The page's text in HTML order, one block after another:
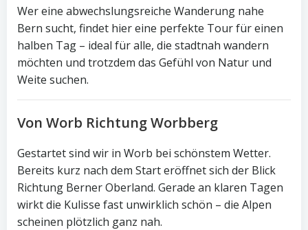
Wer eine abwechslungsreiche Wanderung nahe
Bern sucht, findet hier eine perfekte Tour für einen
halben Tag – ideal für alle, die stadtnah wandern
möchten und trotzdem das Gefühl von Natur und
Weite suchen.
Von Worb Richtung Worbberg
Gestartet sind wir in Worb bei schönstem Wetter.
Bereits kurz nach dem Start eröffnet sich der Blick
Richtung Berner Oberland. Gerade an klaren Tagen
wirkt die Kulisse fast unwirklich schön – die Alpen
scheinen plötzlich ganz nah.